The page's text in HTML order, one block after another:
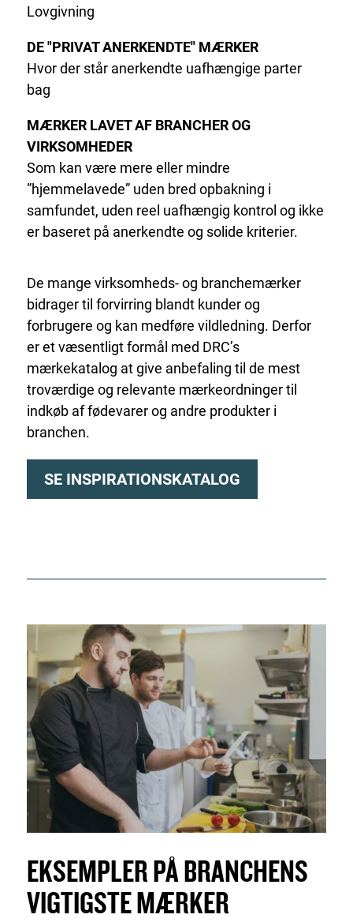
Lovgivning
DE "PRIVAT ANERKENDTE" MÆRKER
Hvor der står anerkendte uafhængige parter
bag
MÆRKER LAVET AF BRANCHER OG
VIRKSOMHEDER
Som kan være mere eller mindre
”hjemmelavede” uden bred opbakning i
samfundet, uden reel uafhængig kontrol og ikke
er baseret på anerkendte og solide kriterier.
De mange virksomheds- og branchemærker
bidrager til forvirring blandt kunder og
forbrugere og kan medføre vildledning. Derfor
er et væsentligt formål med DRC’s
mærkekatalog at give anbefaling til de mest
troværdige og relevante mærkeordninger til
indkøb af fødevarer og andre produkter i
branchen.
SE INSPIRATIONSKATALOG
EKSEMPLER PÅ BRANCHENS
VIGTIGSTE MÆRKER